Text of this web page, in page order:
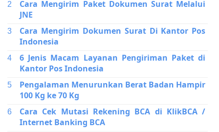
Cara Mengirim Paket Dokumen Surat Melalui
JNE
Cara Mengirim Dokumen Surat Di Kantor Pos
Indonesia
6 Jenis Macam Layanan Pengiriman Paket di
Kantor Pos Indonesia
Pengalaman Menurunkan Berat Badan Hampir
100 Kg ke 70 Kg
Cara Cek Mutasi Rekening BCA di KlikBCA /
Internet Banking BCA